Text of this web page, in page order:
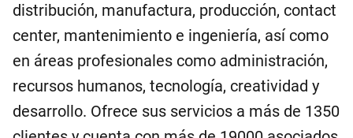
distribución, manufactura, producción, contact
center, mantenimiento e ingeniería, así como
en áreas profesionales como administración,
recursos humanos, tecnología, creatividad y
desarrollo. Ofrece sus servicios a más de 1350